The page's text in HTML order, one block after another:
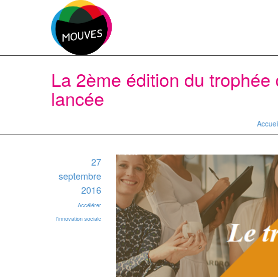
La 2ème édition du
lancée
27
septembre
2016
Accélérer
l'innovation sociale